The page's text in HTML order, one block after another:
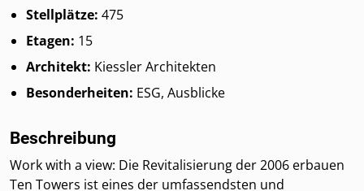
Stellplätze: 475
Etagen: 15
Architekt: Kiessler Architekten
Besonderheiten: ESG, Ausblicke
Beschreibung
Work with a view: Die Revitalisierung der 2006 erbauen
Ten Towers ist eines der umfassendsten und